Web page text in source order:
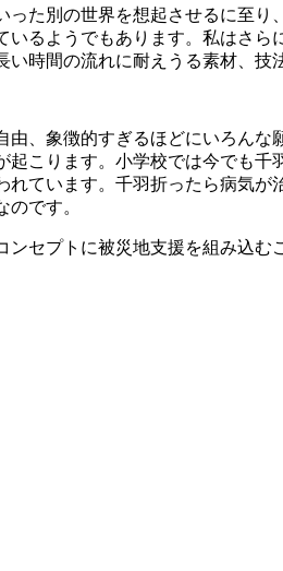
た別の世界を想起させるに至り
るようでもあります。私はさ
時間の流れに耐えうる素材、技
、象徴的すぎるほどにいろん
こります。小学校では今でも
ています。千羽折ったら病気
です。
セプトに被災地支援を組み込